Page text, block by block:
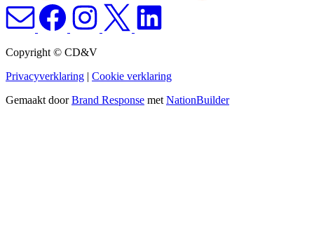
Copyright © CD&V
Privacyverklaring | Cookie verklaring
Gemaakt doorBrand Response met NationBuilder